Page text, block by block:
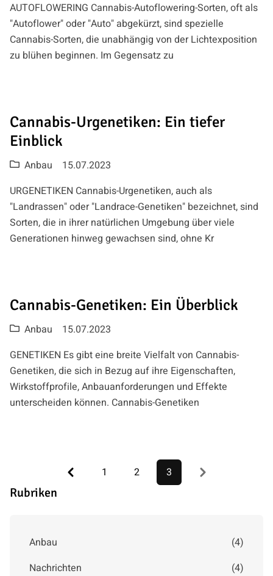
AUTOFLOWERING Cannabis-Autoflowering-Sorten, oft als
"Autoflower" oder "Auto" abgekürzt, sind spezielle
Cannabis-Sorten, die unabhängig von der Lichtexposition
zu blühen beginnen. Im Gegensatz zu
Cannabis-Urgenetiken: Ein tiefer
Einblick
Anbau
15.07.2023
URGENETIKEN Cannabis-Urgenetiken, auch als
"Landrassen" oder "Landrace-Genetiken" bezeichnet, sind
Sorten, die in ihrer natürlichen Umgebung über viele
Generationen hinweg gewachsen sind, ohne Kr
Cannabis-Genetiken: Ein Überblick
Anbau
15.07.2023
GENETIKEN Es gibt eine breite Vielfalt von Cannabis-
Genetiken, die sich in Bezug auf ihre Eigenschaften,
Wirkstoffprofile, Anbauanforderungen und Effekte
unterscheiden können. Cannabis-Genetiken
Previous 1 2 3 Next
Rubriken
Anbau (4)
Nachrichten
(4)